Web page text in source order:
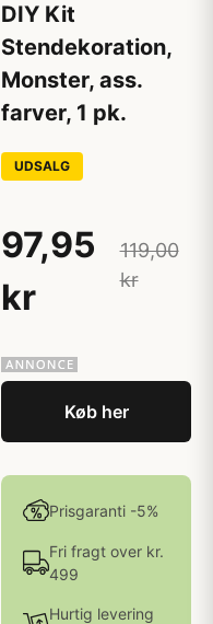
DIY Kit
Stendekoration,
Monster, ass.
farver, 1 pk.
UDSALG
97,95
kr
119,00
kr
Køb her
Prisgaranti -5%
Fri fragt over kr.
499
Hurtig levering